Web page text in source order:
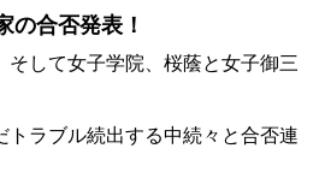
の合否発表！
そして女子学院、桜蔭と女子御三
トラブル続出する中続々と合否連